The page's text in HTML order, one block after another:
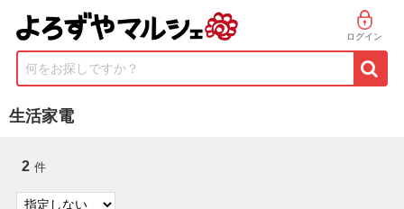
ログイン
何をお探しですか？
生活家電
2 件